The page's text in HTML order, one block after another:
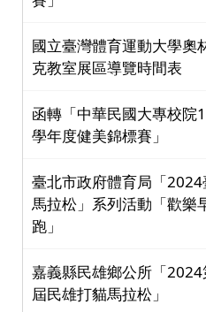
國立臺灣體育運動大學奧
克教室展區導覽時間表
函轉「中華民國大專校院
學年度健美錦標賽」
臺北市政府體育局「
馬拉松」系列活動「歡樂
跑」
嘉義縣民雄鄉公所「2024
屆民雄打貓馬拉松」